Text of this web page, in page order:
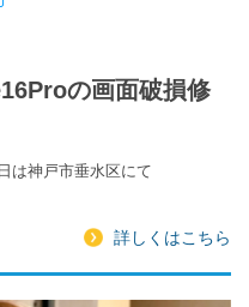
の画面破損修
は神戸市垂水区にて
詳しくはこちら